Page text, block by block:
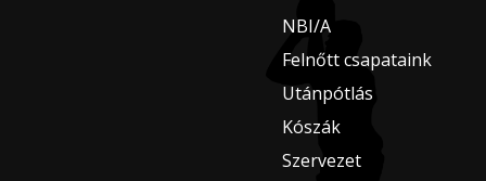
NBI/A
Felnőtt csapataink
Utánpótlás
Kószák
Szervezet